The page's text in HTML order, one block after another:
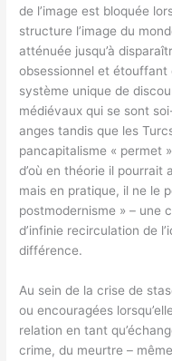
de l’image est bloquée
structure l’image du
atténuée jusqu’à
obsessionnel et étouffant
système unique de
médiévaux qui se sont
anges tandis que les
pancapitalisme « permet
d’où en théorie il pourrait
mais en pratique, il ne le
postmodernisme » – une
d’infinie recirculation de
différence.
Au sein de la crise de
ou encouragées
relation en tant
crime, du meurtre –